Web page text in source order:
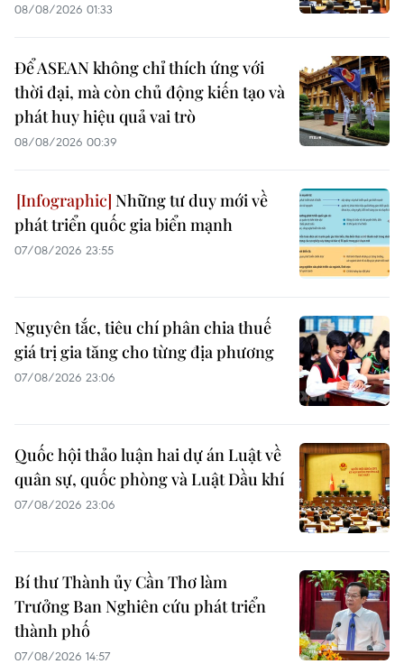
08/08/2026 01:33
Để ASEAN không chỉ thích ứng với
thời đại, mà còn chủ động kiến tạo và
phát huy hiệu quả vai trò
08/08/2026 00:39
Những tư duy mới về
phát triển quốc gia biển mạnh
07/08/2026 23:55
Nguyên tắc, tiêu chí phân chia thuế
giá trị gia tăng cho từng địa phương
07/08/2026 23:06
Quốc hội thảo luận hai dự án Luật về
quân sự, quốc phòng và Luật Dầu khí
07/08/2026 23:06
Bí thư Thành ủy Cần Thơ làm
Trưởng Ban Nghiên cứu phát triển
thành phố
07/08/2026 14:57